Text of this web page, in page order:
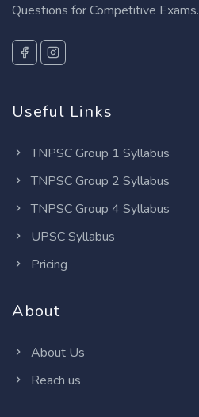
Questions for Competitive Exams.
Useful Links
TNPSC Group 1 Syllabus
TNPSC Group 2 Syllabus
TNPSC Group 4 Syllabus
UPSC Syllabus
Pricing
About
About Us
Reach us